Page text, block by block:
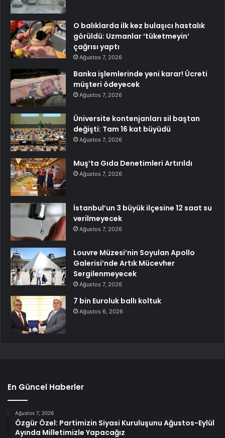
O balıklarda ilk kez bulaşıcı hastalık
görüldü: Uzmanlar ‘tüketmeyin’
çağrısı yaptı
Ağustos 7, 2026
Banka işlemlerinde yeni karar! Ücreti
müşteri ödeyecek
Ağustos 7, 2026
Üniversite kontenjanları sil baştan
değişti: Tam 16 kat büyüdü
Ağustos 7, 2026
Muş’ta Gıda Denetimleri Artırıldı
Ağustos 7, 2026
İstanbul’un 3 büyük ilçesine 12 saat su
verilmeyecek
Ağustos 7, 2026
Louvre Müzesi’nin Soyulan Apollo
Galerisi’nde Artık Mücevher
Sergilenmeyecek
Ağustos 7, 2026
7 bin Euroluk ballı koltuk
Ağustos 6, 2026
En Güncel Haberler
Ağustos 7, 2026
Özgür Özel: Partimizin Siyasi Kuruluşunu Ağustos-Eylül
Ayında Milletimizle Yapacağız